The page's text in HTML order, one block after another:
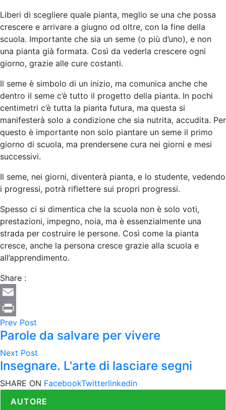
Liberi di scegliere quale pianta, meglio se una che possa
crescere e arrivare a giugno od oltre, con la fine della
scuola. Importante che sia un seme (o più d’uno), e non
una pianta già formata. Così da vederla crescere ogni
giorno, grazie alle cure costanti.
Il seme è simbolo di un inizio, ma comunica anche che
dentro il seme c’è tutto il progetto della pianta. In pochi
centimetri c’è tutta la pianta futura, ma questa si
manifesterà solo a condizione che sia nutrita, accudita. Per
questo è importante non solo piantare un seme il primo
giorno di scuola, ma prendersene cura nei giorni e mesi
successivi.
Il seme, nei giorni, diventerà pianta, e lo studente, vedendo
i progressi, potrà riflettere sui propri progressi.
Spesso ci si dimentica che la scuola non è solo voti,
prestazioni, impegno, noia, ma è essenzialmente una
strada per costruire le persone. Così come la pianta
cresce, anche la persona cresce grazie alla scuola e
all’apprendimento.
Share :
Email
Print
Prev Post
Parole da salvare per vivere
Next Post
Insegnare. L'arte di lasciare segni
SHARE ON FacebookTwitterlinkedin
AUTORE